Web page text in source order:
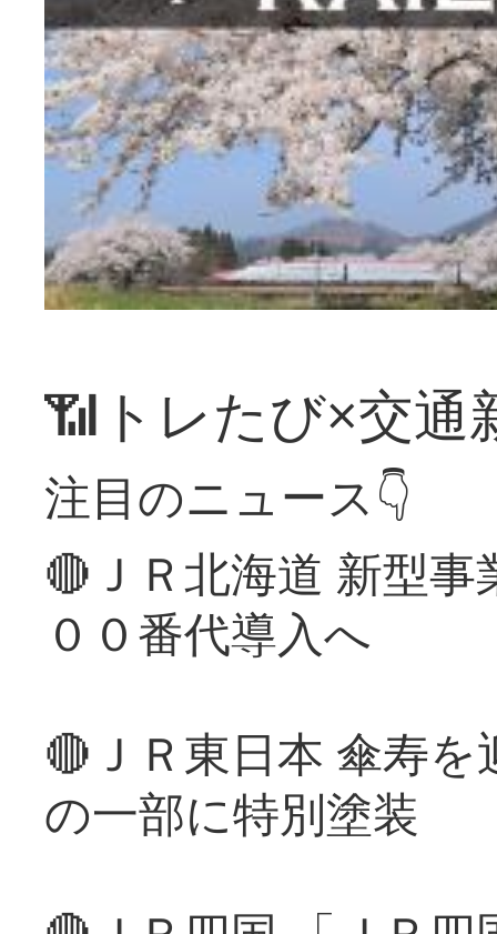
📶トレたび×交通
注目のニュース👇
🔴ＪＲ北海道 新型
００番代導入へ
🔴ＪＲ東日本 傘寿
の一部に特別塗装